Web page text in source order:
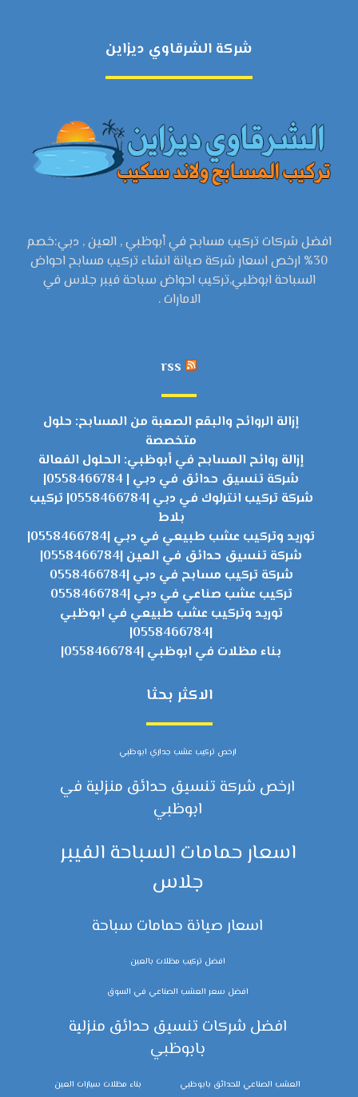
شركة الشرقاوي ديزاين
افضل شركات تركيب مسابح في أبوظبي , العين , دبي:خصم
30% ارخص اسعار شركة صيانة انشاء تركيب مسابح احواض
السباحة ابوظبي,تركيب احواض سباحة فيبر جلاس في
الامارات .
rss
إزالة الروائح والبقع الصعبة من المسابح: حلول
متخصصة
إزالة روائح المسابح في أبوظبي: الحلول الفعالة
شركة تنسيق حدائق في دبي | 0558466784|
شركة تركيب انترلوك في دبي |0558466784| تركيب
بلاط
توريد وتركيب عشب طبيعي في دبي |0558466784|
شركة تنسيق حدائق في العين |0558466784|
شركة تركيب مسابح في دبي |0558466784
تركيب عشب صناعي في دبي |0558466784
توريد وتركيب عشب طبيعي في ابوظبي
|0558466784|
بناء مظلات في ابوظبي |0558466784|
الاكثر بحثا
ارخص تركيب عشب جداري ابوظبي
ارخص شركة تنسيق حدائق منزلية في
ابوظبي
اسعار حمامات السباحة الفيبر
جلاس
اسعار صيانة حمامات سباحة
افضل تركيب مظلات بالعين
افضل سعر العشب الصناعي في السوق
افضل شركات تنسيق حدائق منزلية
بابوظبي
العشب الصناعي للحدائق بابوظبي بناء مظلات سيارات العين